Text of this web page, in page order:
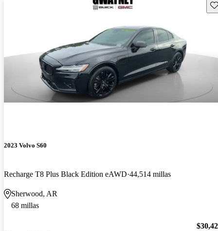
2023 Volvo S60
Recharge T8 Plus Black Edition eAWD 44,514 millas
Sherwood, AR
68 millas